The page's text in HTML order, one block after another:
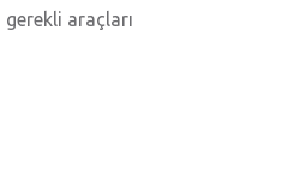
gerekli araçları